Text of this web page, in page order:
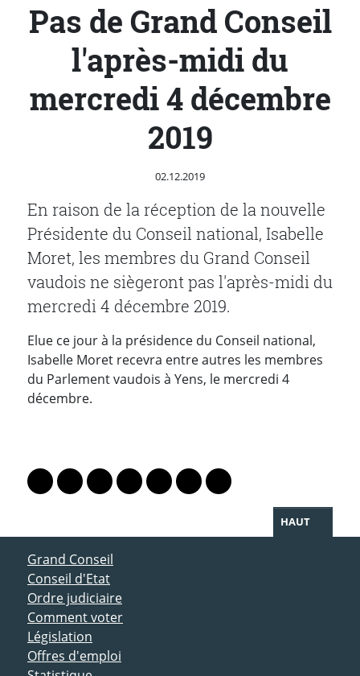
Pas de Grand Conseil
l'après-midi du
mercredi 4 décembre
2019
Publié le
02.12.2019
En raison de la réception de la nouvelle
Présidente du Conseil national, Isabelle
Moret, les membres du Grand Conseil
vaudois ne siègeront pas l'après-midi du
mercredi 4 décembre 2019.
Elue ce jour à la présidence du Conseil national,
Isabelle Moret recevra entre autres les membres
du Parlement vaudois à Yens, le mercredi 4
décembre.
Lien vers le profil Mastodon
Lien vers le profil Bluesky
Lien vers le profil Instagram
Lien vers le profil Linkedin
Lien vers le profil Facebook
Lien vers le profil Twitter
Partager par WhatsApp
HAUT
ACCÈS DIRECT
Grand Conseil
Conseil d'Etat
Ordre judiciaire
Comment voter
Législation
Offres d'emploi